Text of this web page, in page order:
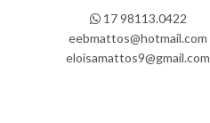
17 98113.0422
eebmattos@hotmail.com
eloisamattos9@gmail.com